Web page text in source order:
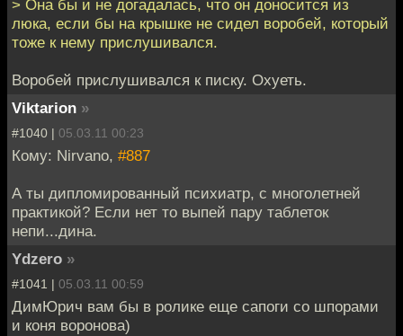
> Она бы и не догадалась, что он доносится из
люка, если бы на крышке не сидел воробей, который
тоже к нему прислушивался.
Воробей прислушивался к писку. Охуеть.
Viktarion »
#1040 | 05.03.11 00:23
Кому: Nirvano, #887
А ты дипломированный психиатр, с многолетней
практикой? Если нет то выпей пару таблеток
непи...дина.
Ydzero »
#1041 | 05.03.11 00:59
ДимЮрич вам бы в ролике еще сапоги со шпорами
и коня воронова)